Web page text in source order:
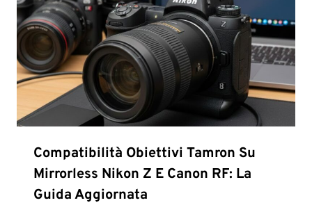
Compatibilità Obiettivi Tamron Su
Mirrorless Nikon Z E Canon RF: La
Guida Aggiornata